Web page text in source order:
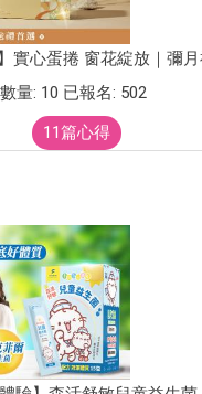
實心蛋捲 窗花綻放｜彌
數量: 10 已報名: 502
11篇心得